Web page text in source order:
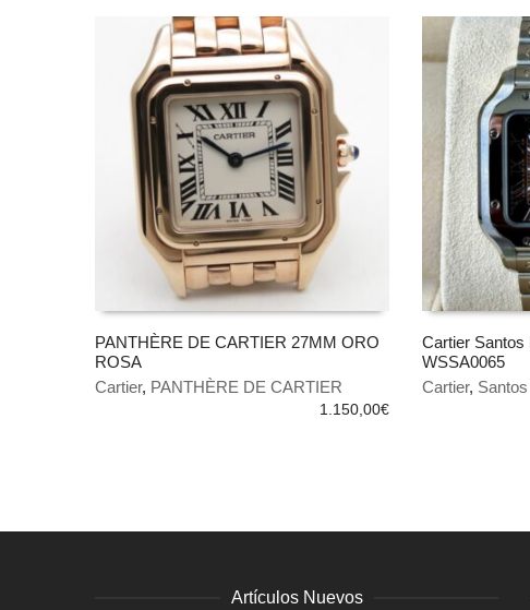
AÑADIR AL CARRITO
PANTHÈRE DE CARTIER 27MM ORO
ROSA
Cartier, PANTHÈRE DE CARTIER
1.150,00€
AÑADIR AL
Cartier Santos
WSSA0065
Cartier,
Artículos Nuevos